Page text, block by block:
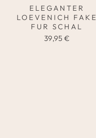
ELEGANTER
LOEVENICH FAKE
FUR SCHAL
39,95 €